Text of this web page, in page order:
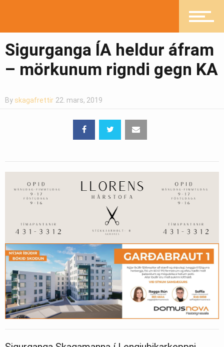
Pistlar
Sigurganga ÍA heldur áfram
– mörkunum rigndi gegn KA
By skagafrettir 22. mars, 2019